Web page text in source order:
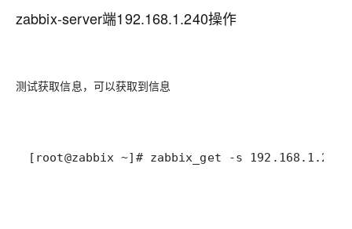
zabbix-server端192.168.1.240操作
测试获取信息，可以获取到信息